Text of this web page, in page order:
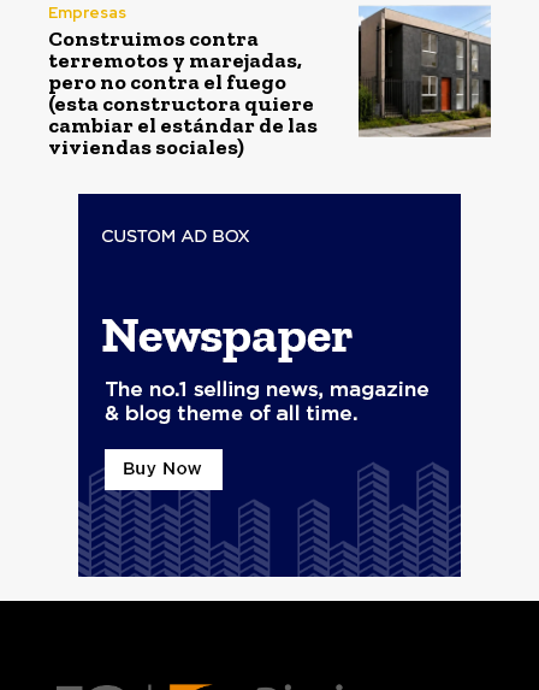
Empresas
Construimos contra
terremotos y marejadas,
pero no contra el fuego
(esta constructora quiere
cambiar el estándar de las
viviendas sociales)